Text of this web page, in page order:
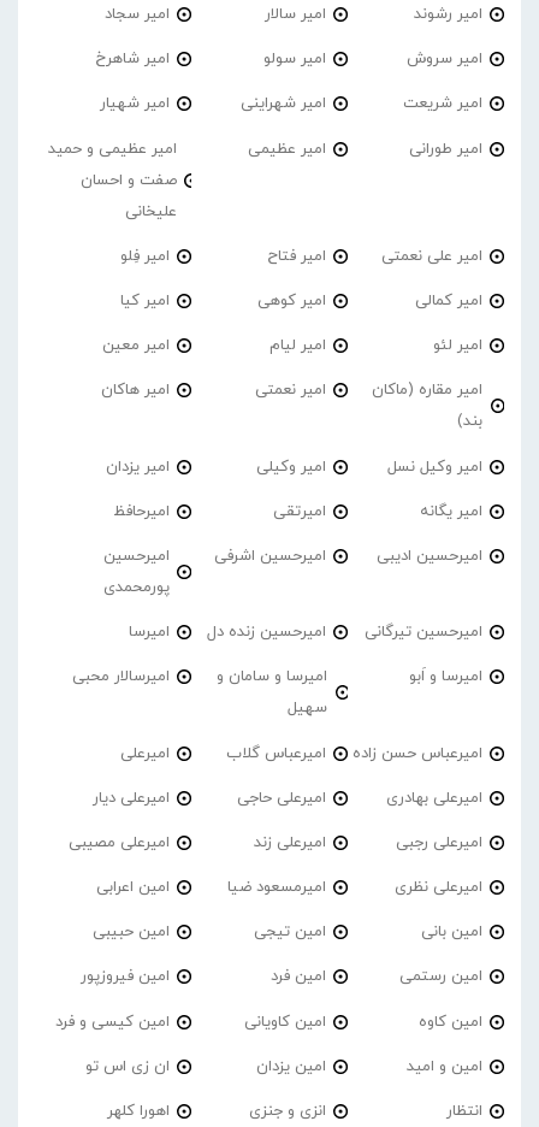
امیر رشوند امیر سالار امیر سجاد
امیر سروش امیر سولو امیر شاهرخ
امیر شریعت امیر شهراینی امیر شهیار
امیر طورانی امیر عظیمی
امیر عظیمی و حمید
صفت و احسان
علیخانی
امیر علی نعمتی امیر فتاح امیر فِلو
امیر کمالی امیر کوهی امیر کیا
امیر لئو امیر لیام امیر معین
امیر مقاره (ماکان
بند)
امیر نعمتی امیر هاکان
امیر وکیل نسل امیر وکیلی امیر یزدان
امیر یگانه امیرتقی امیرحافظ
امیرحسین ادیبی امیرحسین اشرفی
امیرحسین
پورمحمدی
امیرحسین تیرگانی امیرحسین زنده دل امیرسا
امیرسا و اَبو
امیرسا و سامان و
سهیل
امیرسالار محبی
امیرعباس حسن زاده امیرعباس گلاب امیرعلی
امیرعلی بهادری امیرعلی حاجی امیرعلی دیار
امیرعلی رجبی امیرعلی زند امیرعلی مصیبی
امیرعلی نظری امیرمسعود ضیا امین اعرابی
امین بانی امین تیجی امین حبیبی
امین رستمی امین فرد امین فیروزپور
امین کاوه امین کاویانی امین کیسی و فرد
امین و امید امین یزدان ان زی اس تو
انتظار انزی و جنزی اهورا کلهر